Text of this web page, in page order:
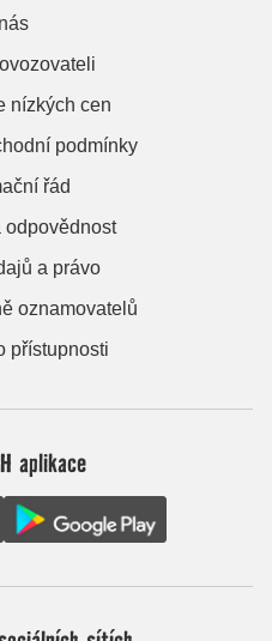
nízkých cen
podmínky
řád
odpovědnost
a právo
oznamovatelů
přístupnosti
aplikace